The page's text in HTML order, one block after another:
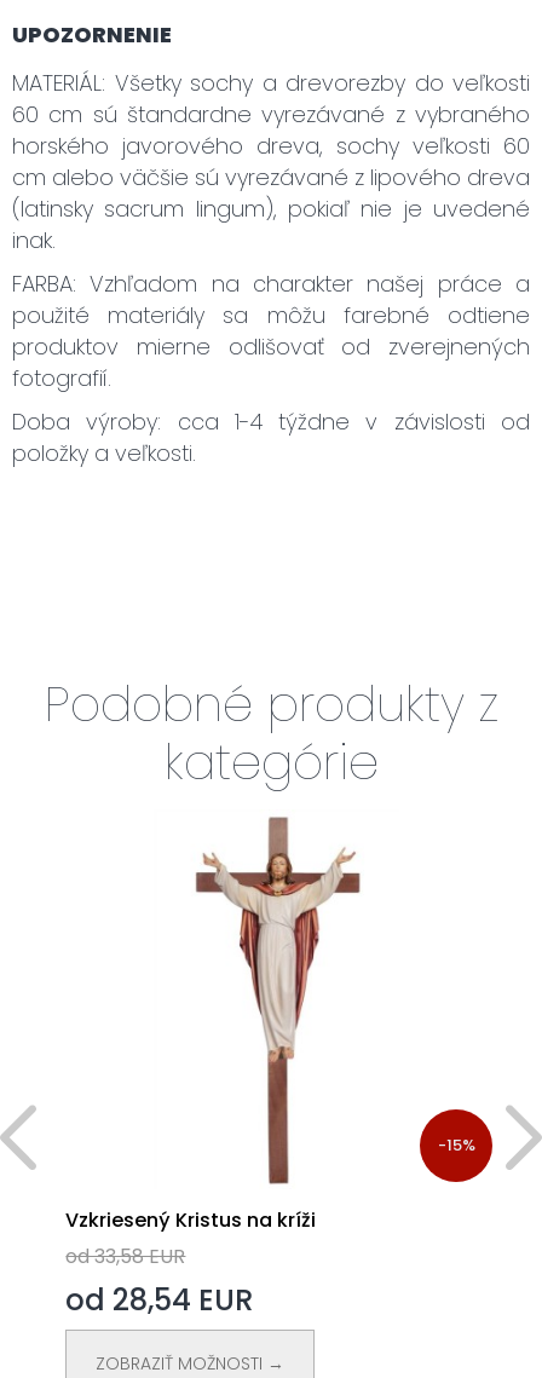
UPOZORNENIE
MATERIÁL: Všetky sochy a drevorezby do veľkosti
60 cm sú štandardne vyrezávané z vybraného
horského javorového dreva, sochy veľkosti 60
cm alebo väčšie sú vyrezávané z lipového dreva
(latinsky sacrum lingum), pokiaľ nie je uvedené
inak.
FARBA: Vzhľadom na charakter našej práce a
použité materiály sa môžu farebné odtiene
produktov mierne odlišovať od zverejnených
fotografií.
Doba výroby: cca 1-4 týždne v závislosti od
položky a veľkosti.
Podobné produkty z
kategórie
-15%
Vzkriesený Kristus na kríži
od 33,58 EUR
od 28,54 EUR
ZOBRAZIŤ MOŽNOSTI →